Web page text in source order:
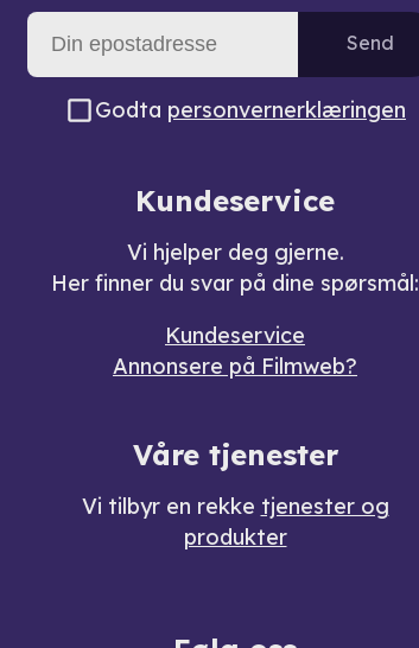
Send
Godta personvernerklæringen
Kundeservice
Vi hjelper deg gjerne.
Her finner du svar på dine spørsmål:
Kundeservice
Annonsere på Filmweb?
Våre tjenester
Vi tilbyr en rekke tjenester og
produkter